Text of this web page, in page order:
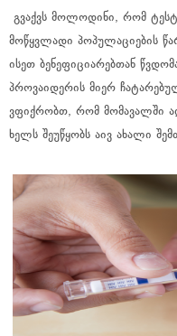
გვაქვს მოლოდინი, რომ
მოწყვლადი პოპულაციების
ისეთ ბენეფიციარებთან
პროვაიდერის მიერ
ვფიქრობთ, რომ მომავალში
ხელს შეუწყობს აივ ახალი